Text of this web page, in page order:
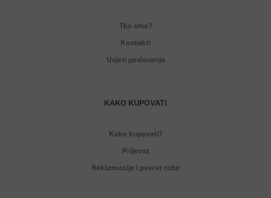
Tko smo?
Kontakti
Uvjeti poslovanja
KAKO KUPOVATI
Kako kupovati?
Prijevoz
Reklamacije i povrat robe